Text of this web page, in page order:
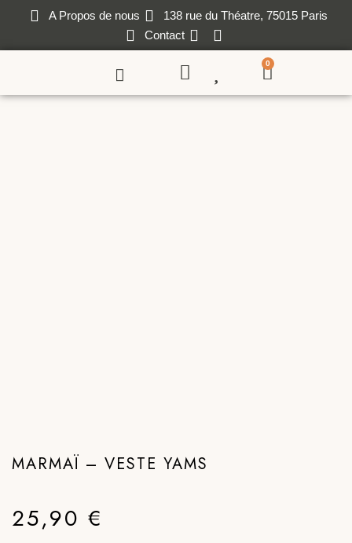
A Propos de nous
138 rue du Théatre, 75015 Paris
Contact
0
MARMAÏ – VESTE YAMS
25,90 €